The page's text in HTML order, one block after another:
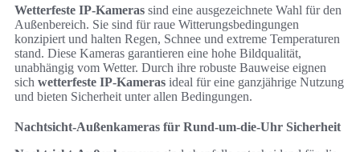
Wetterfeste IP-Kameras sind eine ausgezeichnete Wahl für den
Außenbereich. Sie sind für raue Witterungsbedingungen
konzipiert und halten Regen, Schnee und extreme Temperaturen
stand. Diese Kameras garantieren eine hohe Bildqualität,
unabhängig vom Wetter. Durch ihre robuste Bauweise eignen
sich wetterfeste IP-Kameras ideal für eine ganzjährige Nutzung
und bieten Sicherheit unter allen Bedingungen.
Nachtsicht-Außenkameras für Rund-um-die-Uhr Sicherheit